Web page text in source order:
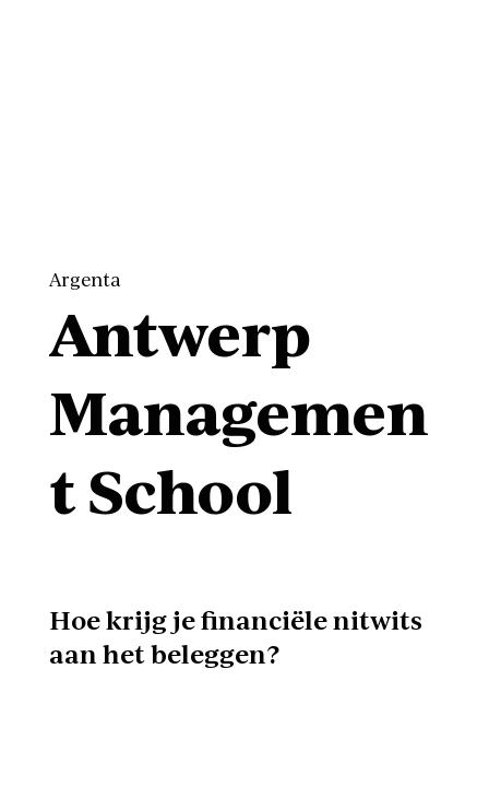
Argenta
Antwerp
Managemen
t School
Hoe krijg je financiële nitwits
aan het beleggen?